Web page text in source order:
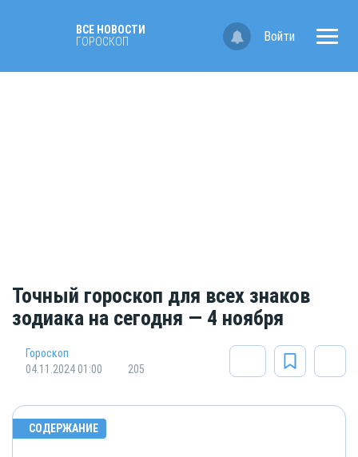
ВСЕ НОВОСТИ
ГОРОСКОП
Войти
Точный гороскоп для всех знаков
зодиака на сегодня — 4 ноября
Гороскоп
04.11.2024 01:00
205
СОДЕРЖАНИЕ